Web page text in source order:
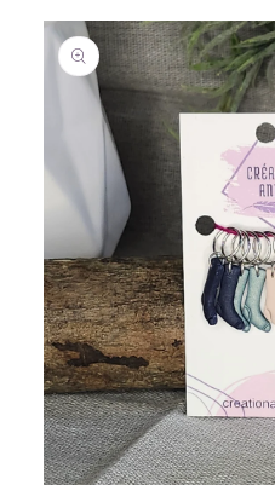
Passer aux
informations
produits